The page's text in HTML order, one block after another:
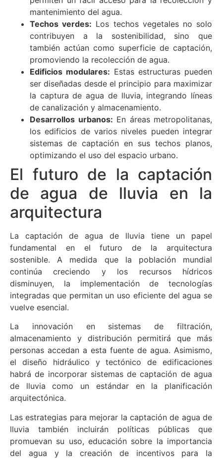
mantenimiento del agua.
Techos verdes: Los techos vegetales no solo
contribuyen a la sostenibilidad, sino que
también actúan como superficie de captación,
promoviendo la recolección de agua.
Edificios modulares: Estas estructuras pueden
ser diseñadas desde el principio para maximizar
la captura de agua de lluvia, integrando líneas
de canalización y almacenamiento.
Desarrollos urbanos: En áreas metropolitanas,
los edificios de varios niveles pueden integrar
sistemas de captación en sus techos planos,
optimizando el uso del espacio urbano.
El futuro de la captación
de agua de lluvia en la
arquitectura
La captación de agua de lluvia tiene un papel
fundamental en el futuro de la arquitectura
sostenible. A medida que la población mundial
continúa creciendo y los recursos hídricos
disminuyen, la implementación de tecnologías
integradas que permitan un uso eficiente del agua se
vuelve esencial.
La innovación en sistemas de filtración,
almacenamiento y distribución permitirá que más
personas accedan a esta fuente de agua. Asimismo,
el diseño hidráulico y tectónico de edificaciones
habrá de incorporar sistemas de captación de agua
de lluvia como un estándar en la planificación
arquitectónica.
Las estrategias para mejorar la captación de agua de
lluvia también incluirán políticas públicas que
promuevan su uso, educación sobre la importancia
del agua y la creación de incentivos para la